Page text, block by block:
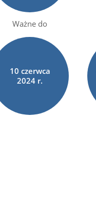
Ważne do
10 czerwca
2024 r.